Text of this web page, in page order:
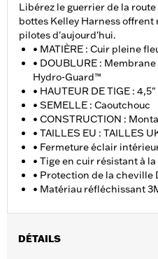
Libérez le guerrier de la
bottes Kelley Harness
pilotes d'aujourd'hui.
• MATIÈRE : Cuir pleine
• DOUBLURE :
Hydro-Guard™
• HAUTEUR DE TIGE :
• SEMELLE : Caoutchouc
• CONSTRUCTION :
• TAILLES EU : TAILLES
• Fermeture éclair
• Tige en cuir résistant à
• Protection de la cheville
• Matériau réfléchissant
DÉTAILS